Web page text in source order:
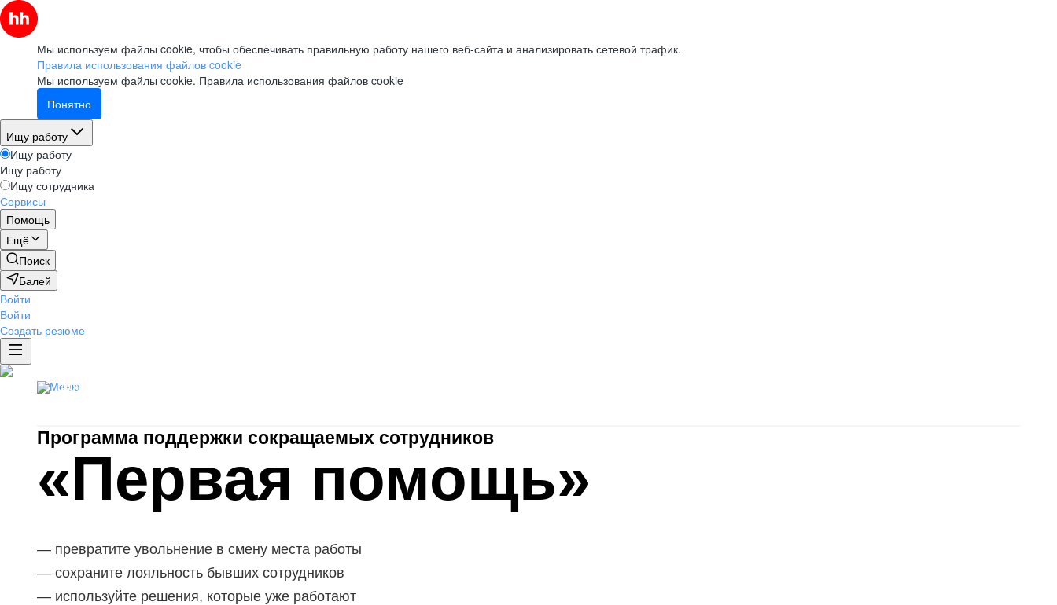
Мы используем файлы cookie, чтобы обеспечивать правильную работу нашего веб-сайта и анализировать сетевой трафик.
Правила использования файлов cookie
Мы используем файлы cookie. Правила использования файлов cookie
Понятно
Ищу работу
Ищу работу
Ищу работу
Ищу сотрудника
Сервисы
Помощь
Ещё
Поиск
Балей
Войти
Войти
Создать резюме
Доступ к базе резюме
Программа поддержки сокращаемых сотрудников
«Первая помощь»
превратите увольнение в смену места работы
сохраните лояльность бывших сотрудников
используйте решения, которые уже работают